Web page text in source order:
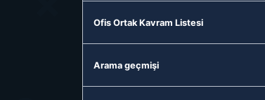
Ofis Ortak Kavram Listesi
Arama geçmişi